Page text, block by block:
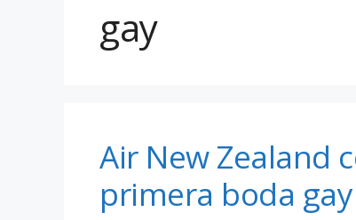
gay
Air New Zealand
primera boda